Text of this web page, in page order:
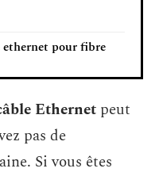
ethernet pour fibre
Ethernet peut
pas de
Si vous êtes